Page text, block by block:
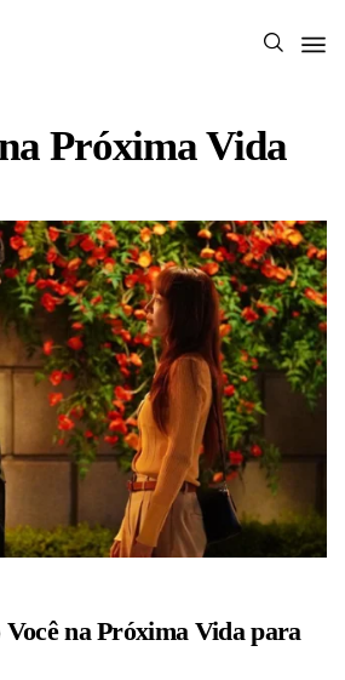
Próxima Vida
Você na Próxima Vida para